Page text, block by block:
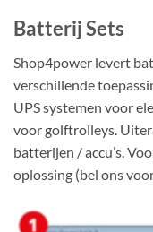
Batterij Sets
Shop4power levert
verschillende
UPS systemen voor
voor golftrolleys.
batterijen / accu’s.
oplossing (bel ons